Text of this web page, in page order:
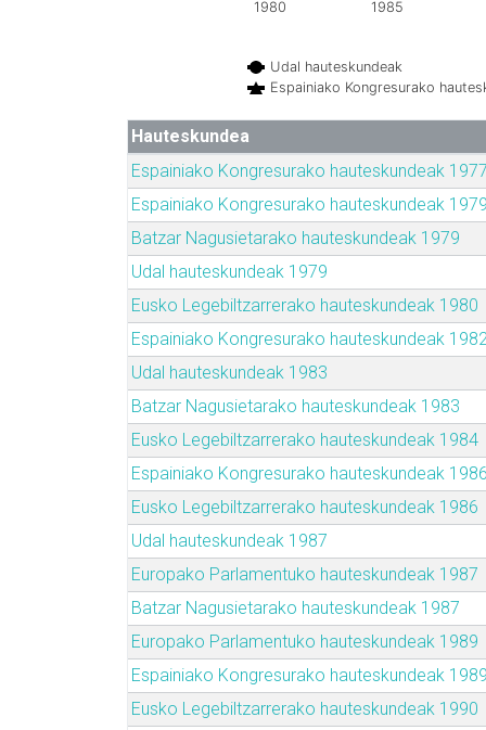
Udal hauteskundeak
Espainiako Kongresurako
1980 1985
Hauteskundea
Espainiako Kongresurako hauteskundeak 1977
Espainiako Kongresurako hauteskundeak 1979
Batzar Nagusietarako hauteskundeak 1979
Udal hauteskundeak 1979
Eusko Legebiltzarrerako hauteskundeak 1980
Espainiako Kongresurako hauteskundeak 1982
Udal hauteskundeak 1983
Batzar Nagusietarako hauteskundeak 1983
Eusko Legebiltzarrerako hauteskundeak 1984
Espainiako Kongresurako hauteskundeak 1986
Eusko Legebiltzarrerako hauteskundeak 1986
Udal hauteskundeak 1987
Europako Parlamentuko hauteskundeak 1987
Batzar Nagusietarako hauteskundeak 1987
Europako Parlamentuko hauteskundeak 1989
Espainiako Kongresurako hauteskundeak 1989
Eusko Legebiltzarrerako hauteskundeak 1990